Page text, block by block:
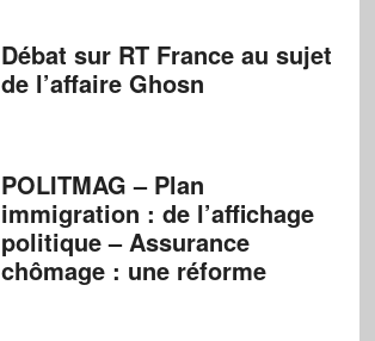
Débat sur RT France au sujet
de l’affaire Ghosn
POLITMAG – Plan
immigration : de l’affichage
politique – Assurance
chômage : une réforme